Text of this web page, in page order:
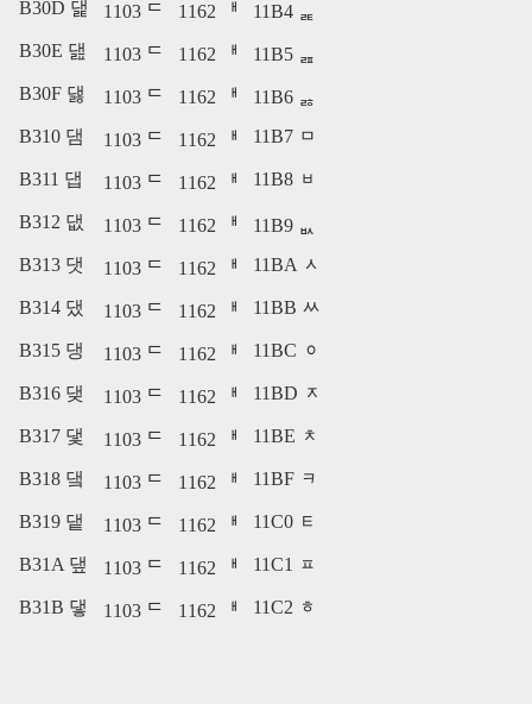
B30D 댍
1103 ᄃ 1162 ᅢ
11B4 ᆴ
B30E 댎
1103 ᄃ 1162 ᅢ
11B5 ᆵ
B30F 댏
1103 ᄃ 1162 ᅢ
11B6 ᆶ
B310 댐
1103 ᄃ 1162 ᅢ 11B7 ᆷ
B311 댑 1103 ᄃ 1162 ᅢ 11B8 ᆸ
B312 댒 1103 ᄃ 1162 ᅢ
11B9 ᆹ
B313 댓
1103 ᄃ 1162 ᅢ 11BA ᆺ
B314 댔 1103 ᄃ 1162 ᅢ 11BB ᆻ
B315 댕 1103 ᄃ 1162 ᅢ 11BC ᆼ
B316 댖 1103 ᄃ 1162 ᅢ 11BD ᆽ
B317 댗 1103 ᄃ 1162 ᅢ 11BE ᆾ
B318 댘 1103 ᄃ 1162 ᅢ 11BF ᆿ
B319 댙 1103 ᄃ 1162 ᅢ 11C0 ᇀ
B31A 댚 1103 ᄃ 1162 ᅢ 11C1 ᇁ
B31B 댛 1103 ᄃ 1162 ᅢ 11C2 ᇂ